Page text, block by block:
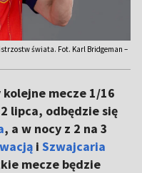
świata. Fot. Karl Bridgeman –
mecze 1/16
lipca, odbędzie się
, a w nocy z 2 na 3
i Szwajcaria
mecze będzie